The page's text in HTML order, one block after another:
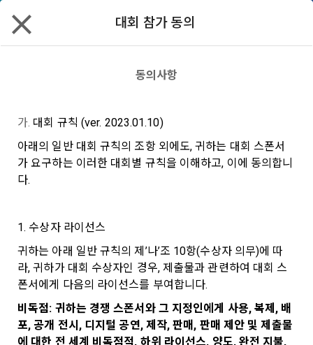
데이스쿨할인 리턴즈
MY XP
0 / 800 0
이용약관
제 1 조 (목적)
본 약관은 데이콘 주식회사(이하 “회사”)와 “회원” 간에 정보 서
비스를 이용하는 조건 및 절차에 관한 필요한 사항을 약속하여
규정하는 데 그 목적이 있다. “회원”은 모든 약관에 동의해야 하
며, 어떤 방식이든 본 서비스를 사용한다는 것은 “회원”이 본 약
의 조항을 포함한다.
제 2 조 (용어의 정의)
1."사이트"라 함은 "회사"가 서비스를 "회원"에게 제공하기 위하
여 컴퓨터 등 정보 통신 설비를 이용하여 설정한 가상의 영업장
개인정보 처리방침
데이콘 개인정보 처리방침
(2021.05.24 본)
정보보호 등에 관한 법률(이하 ‘정보통신망법’), 개인정보보호법
등 국내의 개인정보 보호 법령을 철저히 준수합니다.
1. 개인정보처리방침의 의의
데이콘이 어떤 정보를 수집하고, 수집한 정보를 어떻게 사용하
며, 필요에 따라 누구와 이를 공유(‘위탁 또는 제공’)하며, 이용목
적을 달성한 정보를 언제, 어떻게 파기 하는지 등 ‘개인정보의 한
마케팅 정보 수신 동의
1. 광고성 정보의 이용목적
DACON이 제공하는 이용자 맞춤형 서비스 및 상품 추천, 각종
경품 행사, 이벤트, 경진대회 홍보 목적 등의 광고성 정보를 전자
이용자에게 제공합니다.
- 마케팅 수신 동의는 거부하실 수 있으며 동의 이후에라도 고객
의 의사에 따라 동의를 철회할 수 있습니다.
동의를 거부 하시더라도 DACON에서 제공하는 서비스의 이용
에 제한이 되지 않습니다.
제1회 국민대학교 AI빅데이터 분석 경진
대회
알고리즘 | 정형 | 추천시스템 | Recall
상금 400만 원
1,204명
마감
연습
대회안내 데이터 코드 공유 토크 리더보드
대회 참가 동의
동의사항
가. 대회 규칙 (ver. 2023.01.10)
아래의 일반 대회 규칙의 조항 외에도, 귀하는 대회 스폰서
가 요구하는 이러한 대회별 규칙을 이해하고, 이에 동의합니
다.
1. 수상자 라이선스
귀하는 아래 일반 규칙의 제’나’조 10항(수상자 의무)에 따
라, 귀하가 대회 수상자인 경우, 제출물과 관련하여 대회 스
폰서에게 다음의 라이선스를 부여합니다.
비독점: 귀하는 경쟁 스폰서와 그 지정인에게 사용, 복제, 배
포, 공개 전시, 디지털 공연, 제작, 판매, 판매 제안 및 제출물
에 대한 전 세계 비독점적, 하위 라이선스, 양도, 완전 지불,